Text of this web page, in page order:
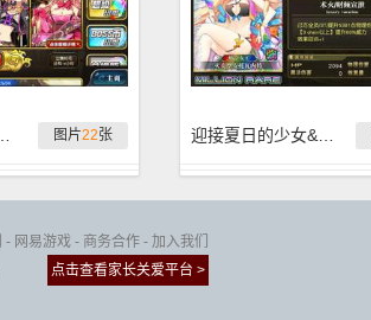
图片22张
- 网易游戏 - 商务合作 - 加入我们
点击查看家长关爱平台 >